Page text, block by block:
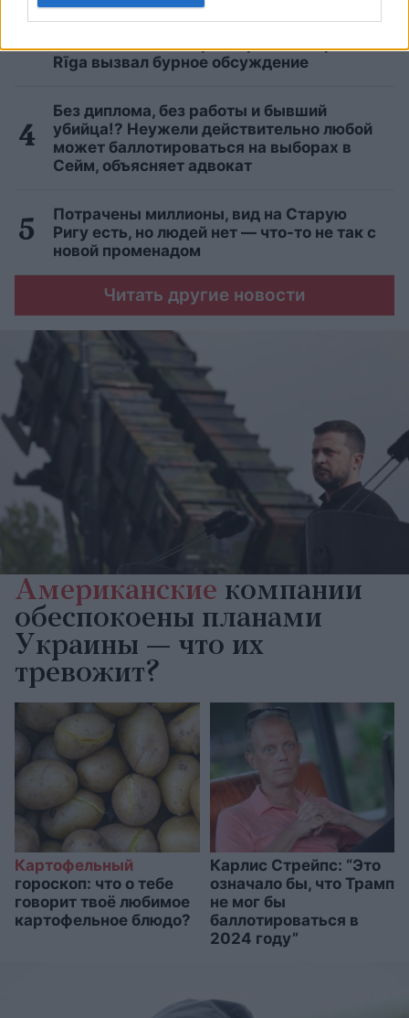
«Атак можно было? Я аж растерялась».
Rīga вызвал бурное обсуждение
Без диплома, без работы и бывший
убийца!? Неужели действительно любой
может баллотироваться на выборах в
Сейм, объясняет адвокат
Потрачены миллионы, вид на Старую
Ригу есть, но людей нет — что-то не так с
новой променадом
Читать другие новости
Американские компании
обеспокоены планами
Украины — что их
тревожит?
Картофельный
гороскоп: что о тебе
говорит твоё любимое
картофельное блюдо?
Карлис Стрейпс: “Это
означало бы, что Трамп
не мог бы
баллотироваться в
2024 году”